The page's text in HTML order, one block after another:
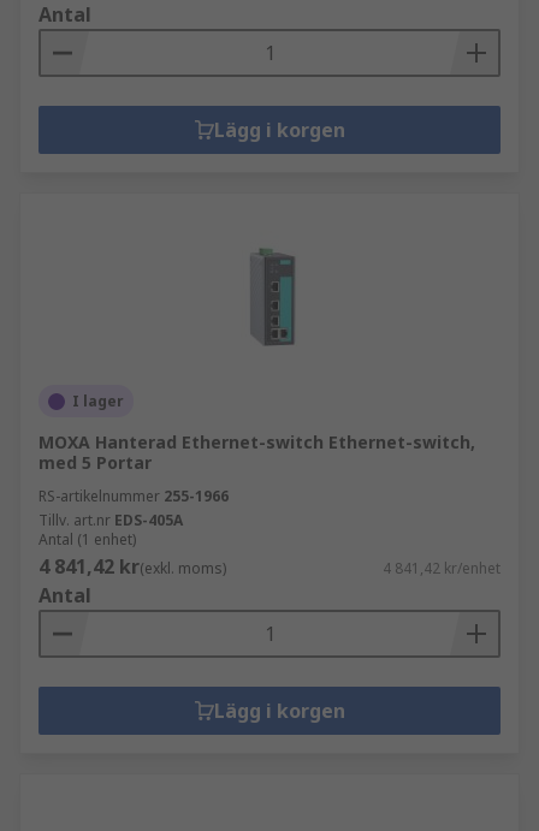
Antal
Lägg i korgen
I lager
MOXA Hanterad Ethernet-switch Ethernet-switch,
med 5 Portar
RS-artikelnummer 255-1966
Tillv. art.nr EDS-405A
Antal (1 enhet)
4 841,42 kr(exkl. moms) 4 841,42 kr/enhet
Antal
Lägg i korgen